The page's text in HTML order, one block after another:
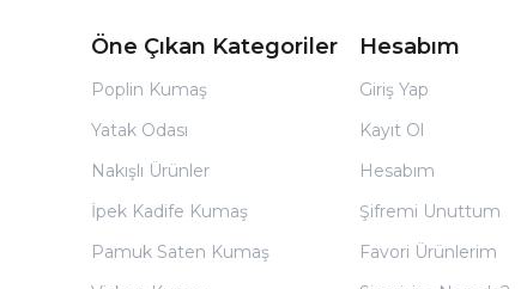
Öne Çıkan Kategoriler
Poplin Kumaş
Yatak Odası
Nakışlı Ürünler
İpek Kadife Kumaş
Pamuk Saten Kumaş
Hesabım
Giriş Yap
Kayıt Ol
Hesabım
Şifremi Unuttum
Favori Ürünlerim